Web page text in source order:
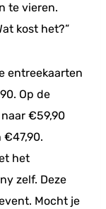
te vieren.
kost het?”
entreekaarten
Op de
€59,90
€47,90.
het
zelf. Deze
Mocht je